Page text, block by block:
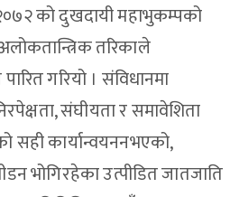
को दुखदायी महाभुकम्पको
तरिकाले
गरियो । संविधानमा
संघीयता र समावेशिता
सही कार्यान्वयननभएको,
भोगिरहेका उत्पीडित जातजाति